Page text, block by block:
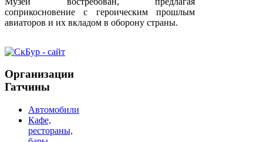
соприкосновение с героическим прошлым
авиаторов и их вкладом в оборону страны.
Организации
Гатчины
Автомобили
Кафе,
рестораны,